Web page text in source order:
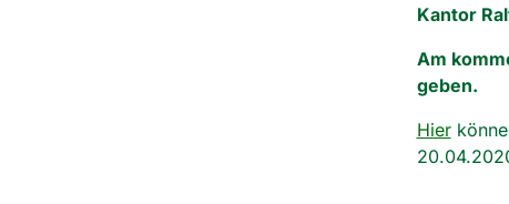
Kantor
Am
geben.
Hier